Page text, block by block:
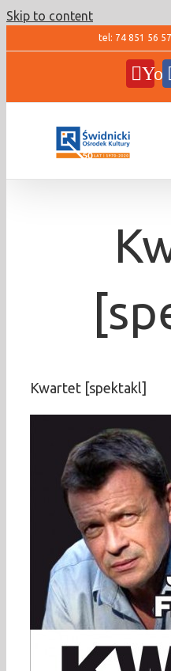
Skip to content
tel: 74 851 56 57
Kwartet [spektakl]